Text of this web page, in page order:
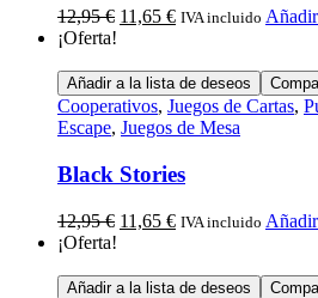
12,95€ 11,65 € IVA incluido
¡Oferta!
Añadir a la lista de deseos
Cooperativos, Juegos de Cartas,
Escape, Juegos de Mesa
Black Stories
12,95€ 11,65 € IVA incluido
¡Oferta!
Añadir a la lista de deseos